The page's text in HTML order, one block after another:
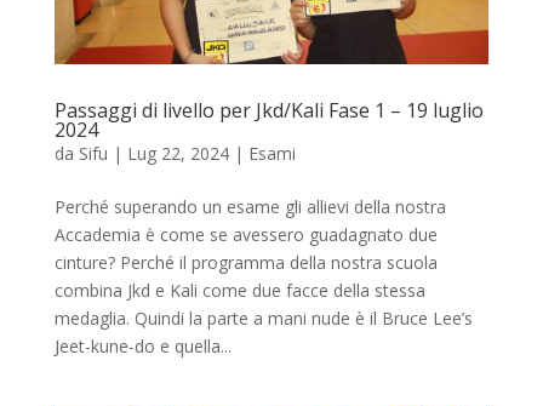
Passaggi di livello per Jkd/Kali Fase 1 – 19 luglio
2024
da Sifu | Lug 22, 2024| Esami
Perché superando un esame gli allievi della nostra
Accademia è come se avessero guadagnato due
cinture? Perché il programma della nostra scuola
combina Jkd e Kali come due facce della stessa
medaglia. Quindi la parte a mani nude è il Bruce Lee’s
Jeet-kune-do e quella...